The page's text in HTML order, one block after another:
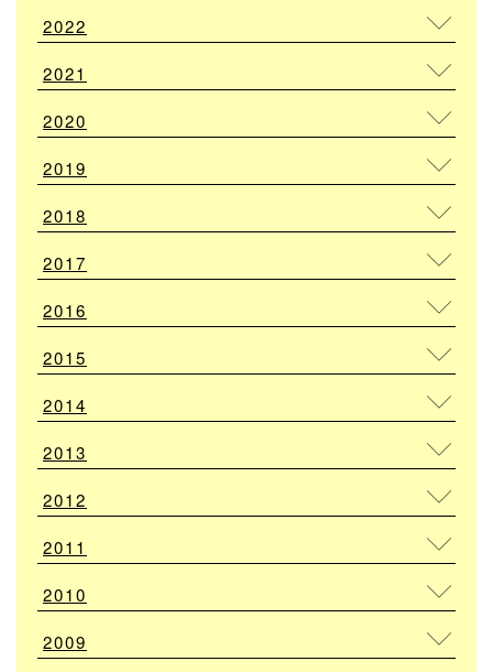
2022
2021
2020
2019
2018
2017
2016
2015
2014
2013
2012
2011
2010
2009